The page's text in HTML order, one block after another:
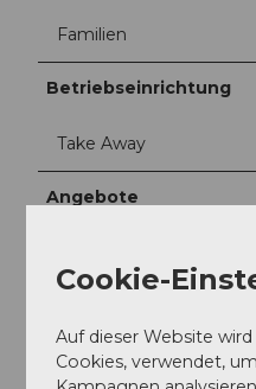
Familien
Betriebseinrichtung
Take Away
Angebote
Feste/Hochzeiten
Cookie-
Auf dieser Website
Cookies, verwendet,